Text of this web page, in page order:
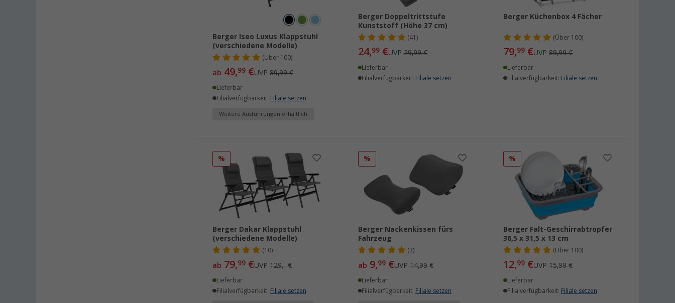
Berger Iseo Luxus Klappstuhl
(verschiedene Modelle)
(Über100)
ab 49,99 €UVP89,99 €
Lieferbar
Filialverfügbarkeit: Filiale setzen
Weitere Ausführungen erhältlich
Berger Doppeltrittstufe
Kunststoff (Höhe 37 cm)
(41)
24,99€UVP29,99 €
Lieferbar
Filialverfügbarkeit: Filiale setzen
Berger Küchenbox 4 Fächer
(Über100)
79,99 €UVP89,99 €
Lieferbar
Filialverfügbarkeit: Filiale setzen
%
Berger Dakar Klappstuhl
(verschiedene Modelle)
(10)
ab 79,99 €UVP129,- €
Lieferbar
Filialverfügbarkeit: Filiale setzen
%
Berger Nackenkissen fürs
Fahrzeug
(3)
ab 9,99€UVP14,99 €
Lieferbar
Filialverfügbarkeit: Filiale setzen
%
Berger Falt-Geschirrabtropfer
36,5 x 31,5 x 13 cm
(Über100)
12,99 €UVP15,99 €
Lieferbar
Filialverfügbarkeit: Filiale setzen